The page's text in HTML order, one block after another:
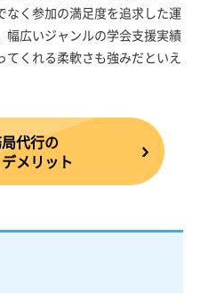
なく参加の満足度を追求した運
幅広いジャンルの学会支援実績
くれる柔軟さも強みだといえ
代行の
メリット